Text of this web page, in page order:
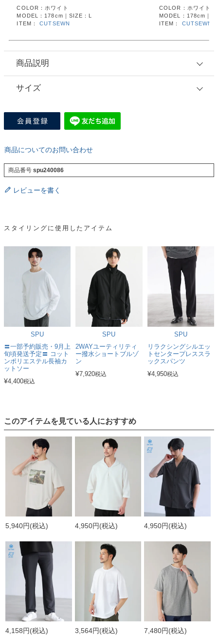
COLOR：ホワイト
MODEL：178cm｜SIZE：L
ITEM：CUTSEWN
COLOR：ホワイト
MODEL：178cm｜
ITEM： CUTSEWN
商品説明
サイズ
商品についてのお問い合わせ
商品番号 spu240086
レビューを書く
スタイリングに使用したアイテム
SPU
〓一部予約販売・9月上
旬頃発送予定〓 コット
ンポリエステル長袖カ
ットソー
¥4,400税込
SPU
2WAYユーティリティ
ー撥水ショートブルゾ
ン
¥7,920税込
SPU
リラクシングシルエッ
トセンタープレススラ
ックスパンツ
¥4,950税込
このアイテムを見ている人におすすめ
5,940円(税込) 4,950円(税込) 4,950円(税込)
4,158円(税込) 3,564円(税込) 7,480円(税込)